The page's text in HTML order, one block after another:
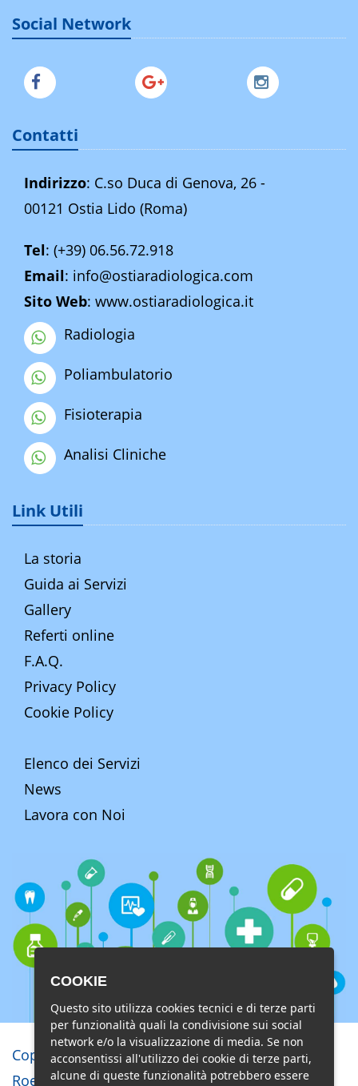
Social Network
Contatti
Indirizzo: C.so Duca di Genova, 26 -
00121 Ostia Lido (Roma)
Tel: (+39) 06.56.72.918
Email: info@ostiaradiologica.com
Sito Web: www.ostiaradiologica.it
Radiologia
Poliambulatorio
Fisioterapia
Analisi Cliniche
Link Utili
La storia
Guida ai Servizi
Gallery
Referti online
F.A.Q.
Privacy Policy
Cookie Policy
Elenco dei Servizi
News
Lavora con Noi
Copyright © Studio di Radiologia e
Roentgenterapia Lido di Ostia s.r.l.
COOKIE
Questo sito utilizza cookies tecnici e di terze parti
per funzionalità quali la condivisione sui social
network e/o la visualizzazione di media. Se non
acconsentissi all'utilizzo dei cookie di terze parti,
alcune di queste funzionalità potrebbero essere